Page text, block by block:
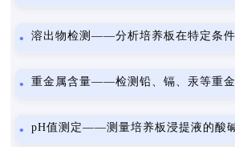
溶出物检测——分析培养板在特定条
重金属含量——检测铅、镉、汞等重
pH值测定——测量培养板浸提液的酸